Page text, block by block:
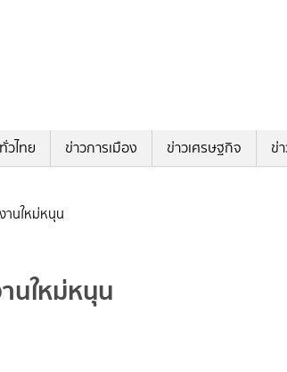
วไทย ข่าวการเมือง ข่าวเศรษฐกิจ ข่
านใหม่หนุน
นใหม่หนุน